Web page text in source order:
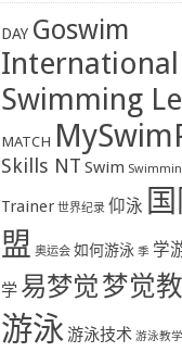
DAY Goswim
International
Swimming
MATCH
Skills NT Swim
Trainer 世界纪录 仰泳
盟 奥运会 如何游泳 季 学
学 易梦觉梦觉
游泳游泳技术 游泳教学